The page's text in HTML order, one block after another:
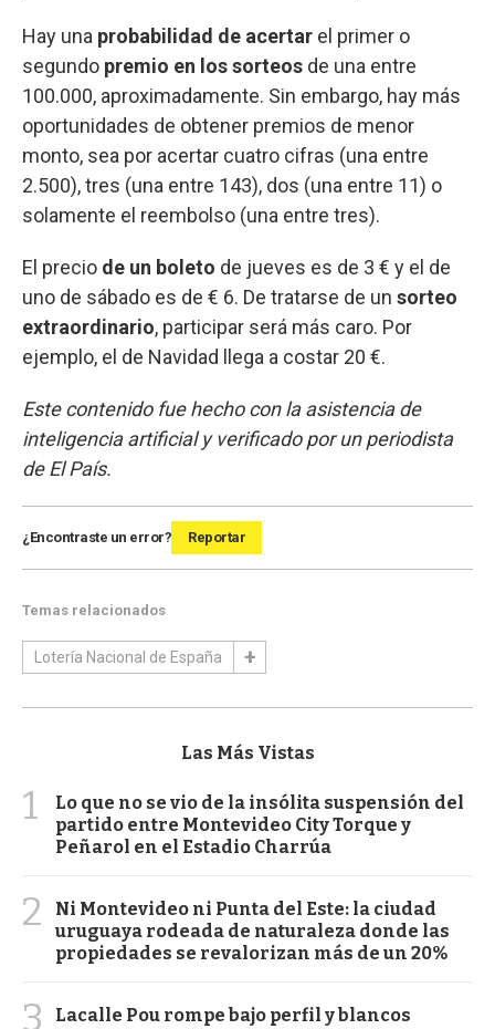
Hay una probabilidad de acertar el primer o
segundo premio en los sorteos de una entre
100.000, aproximadamente. Sin embargo, hay más
oportunidades de obtener premios de menor
monto, sea por acertar cuatro cifras (una entre
2.500), tres (una entre 143), dos (una entre 11) o
solamente el reembolso (una entre tres).
El precio de un boleto de jueves es de 3 € y el de
uno de sábado es de € 6. De tratarse de un sorteo
extraordinario, participar será más caro. Por
ejemplo, el de Navidad llega a costar 20 €.
Este contenido fue hecho con la asistencia de
inteligencia artificial y verificado por un periodista
de El País.
¿Encontraste un error? Reportar
Temas relacionados
Lotería Nacional de España
Las Más Vistas
1
Lo que no se vio de la insólita suspensión del
partido entre Montevideo City Torque y
Peñarol en el Estadio Charrúa
2
Ni Montevideo ni Punta del Este: la ciudad
uruguaya rodeada de naturaleza donde las
propiedades se revalorizan más de un 20%
3
Lacalle Pou rompe bajo perfil y blancos